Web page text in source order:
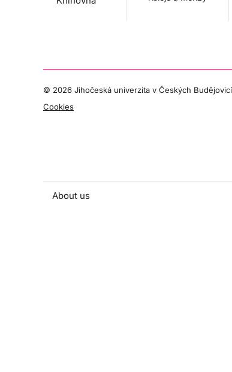
© 2026 Jihočeská univerzita v Českých
Cookies
About us